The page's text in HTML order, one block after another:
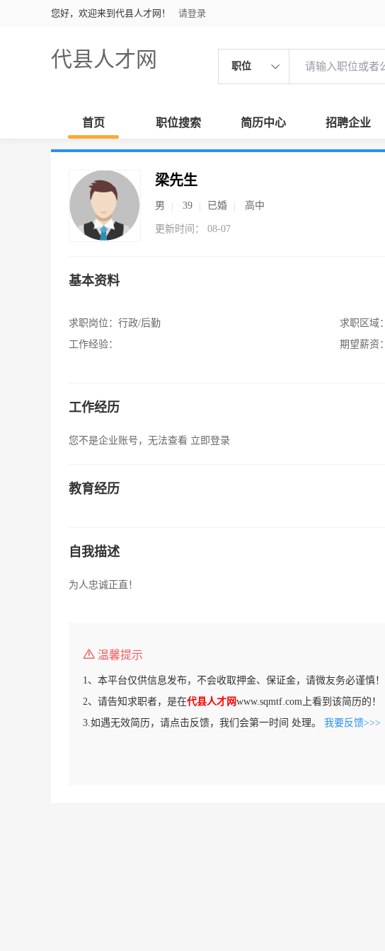
您好，欢迎来到代县人才网！ 请登录
代县人才网 职位
首页 职位搜索 简历中心 招聘企业
梁先生
男 39 已婚 高中
更新时间： 08-07
基本资料
求职岗位： 行政/后勤
工作经验：
求职区域：
期望薪资：
工作经历
您不是企业账号，无法查看 立即登录
教育经历
自我描述
为人忠诚正直！
温馨提示
1、本平台仅供信息发布，不会收取押金、保证金，请微友务必谨慎！
2、请告知求职者，是在代县人才网www.sqmtf.com上看到该简历的！
3.如遇无效简历，请点击反馈，我们会第一时间 处理。 我要反馈>>>